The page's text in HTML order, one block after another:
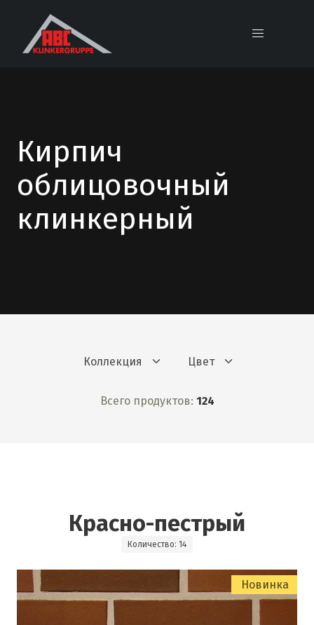
Кирпич
облицовочный
клинкерный
Коллекция Цвет
Всего продуктов: 124
Красно-пестрый
Количество: 14
Новинка